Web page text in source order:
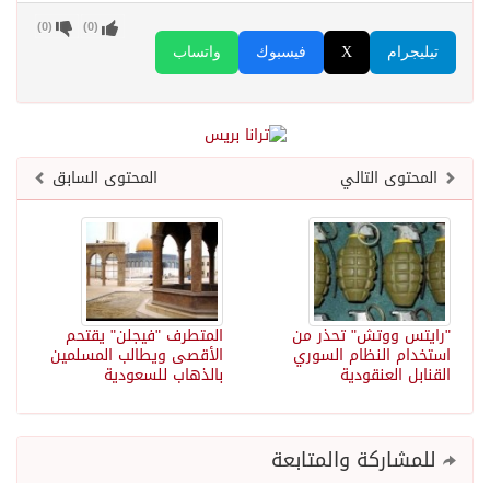
واتساب فيسبوك X تيليجرام
(
0
) (
0
)
المحتوى السابق المحتوى التالي
المتطرف "فيجلن" يقتحم
الأقصى ويطالب المسلمين
بالذهاب للسعودية
"رايتس ووتش" تحذر من
استخدام النظام السوري
القنابل العنقودية
للمشاركة والمتابعة